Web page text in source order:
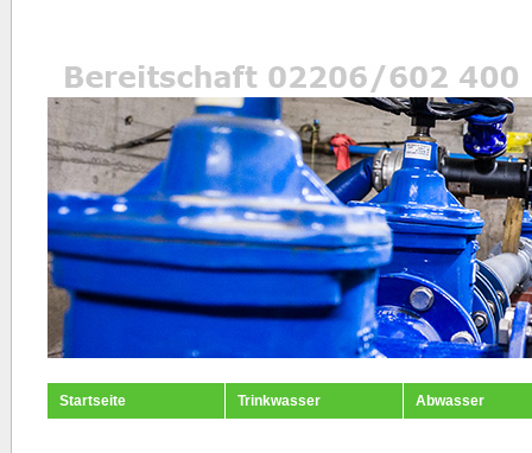
Startseite Trinkwasser Abwasser